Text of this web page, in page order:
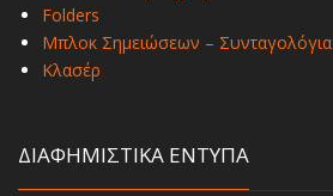
Folders
Μπλοκ Σημειώσεων – Συνταγολόγια
Κλασέρ
ΔΙΑΦΗΜΙΣΤΙΚΑ ΕΝΤΥΠΑ